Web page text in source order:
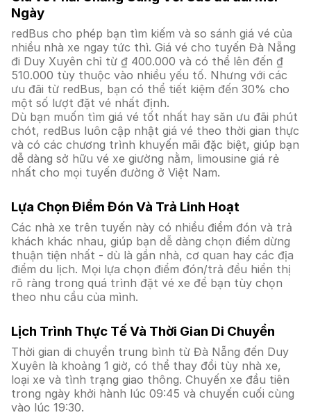
Ngày
redBus cho phép bạn tìm kiếm và so sánh giá vé của
nhiều nhà xe ngay tức thì. Giá vé cho tuyến Đà Nẵng
đi Duy Xuyên chỉ từ ₫ 400.000 và có thể lên đến ₫
510.000 tùy thuộc vào nhiều yếu tố. Nhưng với các
ưu đãi từ redBus, bạn có thể tiết kiệm đến 30% cho
một số lượt đặt vé nhất định.
Dù bạn muốn tìm giá vé tốt nhất hay săn ưu đãi phút
chót, redBus luôn cập nhật giá vé theo thời gian thực
và có các chương trình khuyến mãi đặc biệt, giúp bạn
dễ dàng sở hữu vé xe giường nằm, limousine giá rẻ
nhất cho mọi tuyến đường ở Việt Nam.
Lựa Chọn Điểm Đón Và Trả Linh Hoạt
Các nhà xe trên tuyến này có nhiều điểm đón và trả
khách khác nhau, giúp bạn dễ dàng chọn điểm dừng
thuận tiện nhất - dù là gần nhà, cơ quan hay các địa
điểm du lịch. Mọi lựa chọn điểm đón/trả đều hiển thị
rõ ràng trong quá trình đặt vé xe để bạn tùy chọn
theo nhu cầu của mình.
Lịch Trình Thực Tế Và Thời Gian Di Chuyển
Thời gian di chuyển trung bình từ Đà Nẵng đến Duy
Xuyên là khoảng 1 giờ, có thể thay đổi tùy nhà xe,
loại xe và tình trạng giao thông. Chuyến xe đầu tiên
trong ngày khởi hành lúc 09:45 và chuyến cuối cùng
vào lúc 19:30.